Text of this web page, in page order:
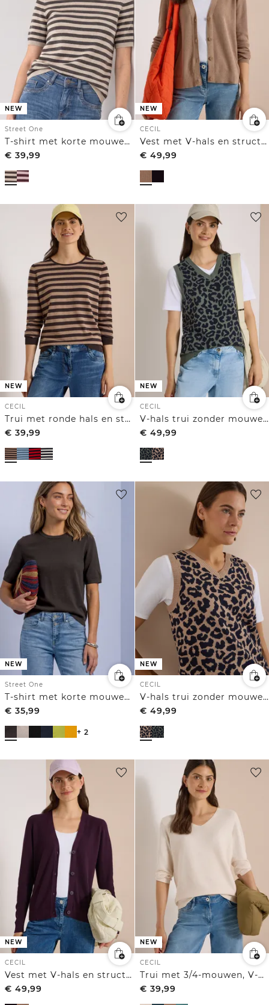
NEW
Street One
T-shirt met korte mouwen, ronde hals en strepen
€ 39,99
NEW
CECIL
Vest met V-hals en structuur
€ 49,99
NEW
CECIL
Trui met ronde hals en strepen
€ 39,99
NEW
CECIL
V-hals trui zonder mouwen met luipaardprint
€ 49,99
NEW
Street One
T-shirt met korte mouwen en ronde hals in effen kleur
€ 35,99
+ 2
NEW
CECIL
V-hals trui zonder mouwen met luipaardprint
€ 49,99
NEW
CECIL
Vest met V-hals en structuur
€ 49,99
NEW
CECIL
Trui met 3/4-mouwen, V-hals en gestructureerd voorpand
€ 39,99